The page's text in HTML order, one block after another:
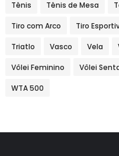
Tênis Tênis de Mesa
Tiro com Arco Tiro
Triatlo Vasco Vela
Vôlei Feminino Vôlei
WTA 500